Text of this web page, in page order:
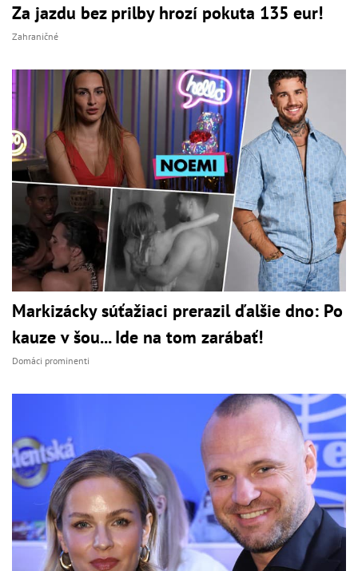
Za jazdu bez prilby hrozí pokuta 135 eur!
Zahraničné
Markizácky súťažiaci prerazil ďalšie dno: Po
kauze v šou... Ide na tom zarábať!
Domáci prominenti